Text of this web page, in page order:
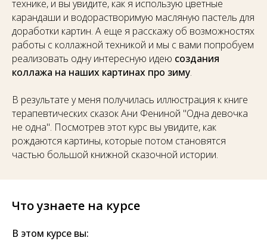
технике, и вы увидите, как я использую цветные
карандаши и водорастворимую масляную пастель для
доработки картин. А еще я расскажу об возможностях
работы с коллажной техникой и мы с вами попробуем
реализовать одну интересную идею создания
коллажа на наших картинах про зиму.
В результате у меня получилась иллюстрация к книге
терапевтических сказок Ани Фениной "Одна девочка
не одна". Посмотрев этот курс вы увидите, как
рождаются картины, которые потом становятся
частью большой книжной сказочной истории.
Что узнаете на курсе
В этом курсе вы: